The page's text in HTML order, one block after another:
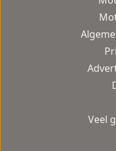
Veel